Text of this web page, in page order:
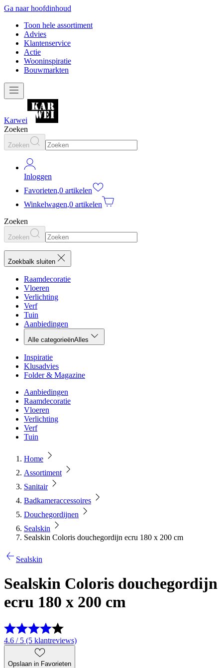
Ga naar hoofdinhoud
Toon hele assortiment
Advies
Klantenservice
Actie
Wooninspiratie
Bouwmarkten
Karwei
Zoeken
Zoeken
Inloggen
Favorieten,0 artikelen
Winkelwagen,0 artikelen
Zoeken
Zoeken
Zoekbalk sluiten
Raamdecoratie
Vloeren
Verlichting
Verf
Tuin
Aanbiedingen
Alle categorieënAlles
Inspiratie
Klusadvies
Folder & Magazine
Aanbiedingen
Raamdecoratie
Vloeren
Verlichting
Verf
Tuin
Home
Assortiment
Sanitair
Badkameraccessoires
Douchegordijnen
Sealskin
Sealskin Coloris douchegordijn ecru 180 x 200 cm
Sealskin
Sealskin Coloris douchegordijn
ecru 180 x 200 cm
4.6 / 5 (5 klantreviews)
Opslaan in Favorieten